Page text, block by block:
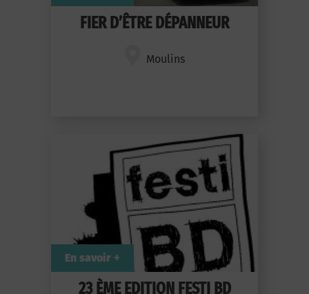
FIER D’ÊTRE DÉPANNEUR
Moulins
23 ÈME EDITION FESTI BD
En savoir +